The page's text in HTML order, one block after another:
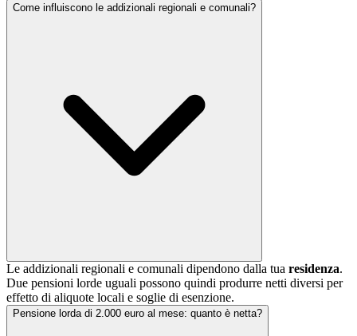
Come influiscono le addizionali regionali e comunali?
Le addizionali regionali e comunali dipendono dalla tua residenza.
Due pensioni lorde uguali possono quindi produrre netti diversi per
effetto di aliquote locali e soglie di esenzione.
Pensione lorda di 2.000 euro al mese: quanto è netta?